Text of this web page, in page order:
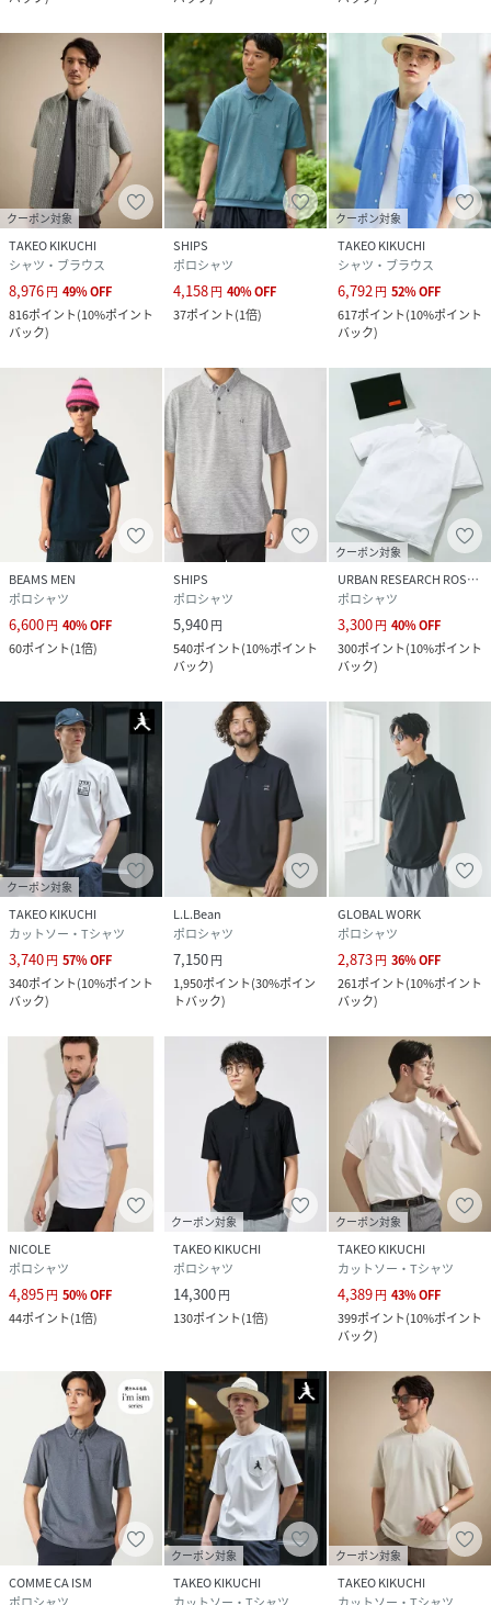
クーポン対象
TAKEO KIKUCHI
シャツ・ブラウス
8,976円 49%OFF
816ポイント(10%ポイント
バック)
SHIPS
ポロシャツ
4,158円 40%OFF
37ポイント(1倍)
クーポン対象
TAKEO KIKUCHI
シャツ・ブラウス
6,792 円 52%OFF
617ポイント(10%ポイント
バック)
BEAMS MEN
ポロシャツ
6,600円 40%OFF
60ポイント(1倍)
SHIPS
ポロシャツ
5,940円
540ポイント(10%ポイント
バック)
クーポン対象
URBAN RESEARCH ROSSO
ポロシャツ
3,300円 40%OFF
300ポイント(10%ポイント
バック)
クーポン対象
TAKEO KIKUCHI
カットソー・Tシャツ
3,740円 57%OFF
340ポイント(10%ポイント
バック)
L.L.Bean
ポロシャツ
7,150円
1,950ポイント(30%ポイン
トバック)
GLOBAL WORK
ポロシャツ
2,873円 36%OFF
261ポイント(10%ポイント
バック)
NICOLE
ポロシャツ
4,895円 50%OFF
44ポイント(1倍)
クーポン対象
TAKEO KIKUCHI
ポロシャツ
14,300円
130ポイント(1倍)
クーポン対象
TAKEO KIKUCHI
カットソー・Tシャツ
4,389円 43%OFF
399ポイント(10%ポイント
バック)
COMME CA ISM
クーポン対象
TAKEO KIKUCHI
クーポン対象
TAKEO KIKUCHI